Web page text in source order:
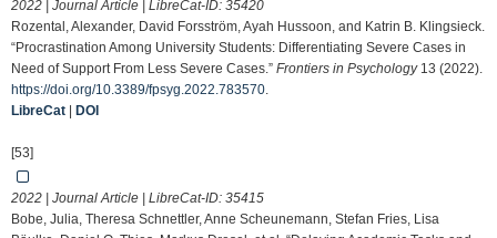
2022 | Journal Article | LibreCat-ID: 35420
Rozental, Alexander, David Forsström, Ayah Hussoon, and Katrin B. Klingsieck.
“Procrastination Among University Students: Differentiating Severe Cases in
Need of Support From Less Severe Cases.” Frontiers in Psychology13 (2022).
https://doi.org/10.3389/fpsyg.2022.783570.
LibreCat
DOI
[53]
2022 | Journal Article | LibreCat-ID: 35415
Bobe, Julia, Theresa Schnettler, Anne Scheunemann, Stefan Fries, Lisa